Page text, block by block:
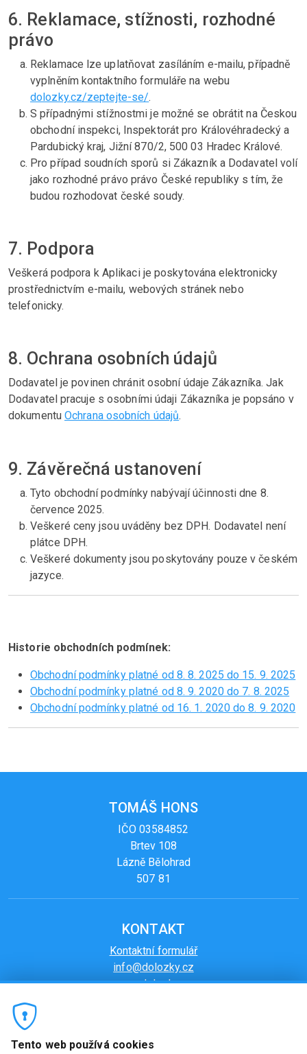
Tento web používá cookies
6. Reklamace, stížnosti, rozhodné
právo
Reklamace lze uplatňovat zasíláním e-mailu, případně
vyplněním kontaktního formuláře na webu
dolozky.cz/zeptejte-se/.
S případnými stížnostmi je možné se obrátit na Českou
obchodní inspekci, Inspektorát pro Královéhradecký a
Pardubický kraj, Jižní 870/2, 500 03 Hradec Králové.
Pro případ soudních sporů si Zákazník a Dodavatel volí
jako rozhodné právo právo České republiky s tím, že
budou rozhodovat české soudy.
7. Podpora
Veškerá podpora k Aplikaci je poskytována elektronicky
prostřednictvím e-mailu, webových stránek nebo
telefonicky.
8. Ochrana osobních údajů
Dodavatel je povinen chránit osobní údaje Zákazníka. Jak
Dodavatel pracuje s osobními údaji Zákazníka je popsáno v
dokumentu Ochrana osobních údajů.
9. Závěrečná ustanovení
Tyto obchodní podmínky nabývají účinnosti dne 8.
července 2025.
Veškeré ceny jsou uváděny bez DPH. Dodavatel není
plátce DPH.
Veškeré dokumenty jsou poskytovány pouze v českém
jazyce.
Historie obchodních podmínek:
Obchodní podmínky platné od 8. 8. 2025 do 15. 9. 2025
Obchodní podmínky platné od 8. 9. 2020 do 7. 8. 2025
Obchodní podmínky platné od 16. 1. 2020 do 8. 9. 2020
TOMÁŠ HONS
IČO 03584852
Brtev 108
Lázně Bělohrad
507 81
KONTAKT
Kontaktní formulář
info@dolozky.cz
www.dolozky.cz
DODATEČNÉ INFORMACE